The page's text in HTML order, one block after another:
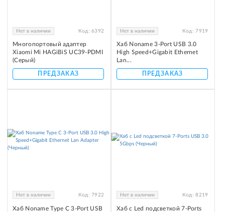
Нет в наличии Код: 6392
Многопортовый адаптер
Xiaomi Mi HAGiBiS UC39-PDMI
(Серый)
ПРЕДЗАКАЗ
Нет в наличии Код: 7919
Хаб Noname 3-Port USB 3.0
High Speed+Gigabit Ethernet
Lan...
ПРЕДЗАКАЗ
Нет в наличии Код: 7922
Хаб Noname Type C 3-Port USB
Нет в наличии Код: 8219
Хаб с Led подсветкой 7-Ports